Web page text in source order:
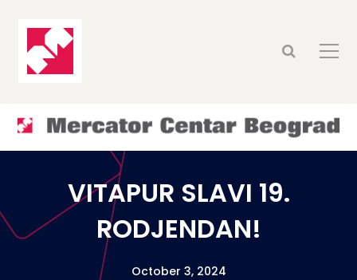
VITAPUR SLAVI 19.
RODJENDAN!
October 3, 2024